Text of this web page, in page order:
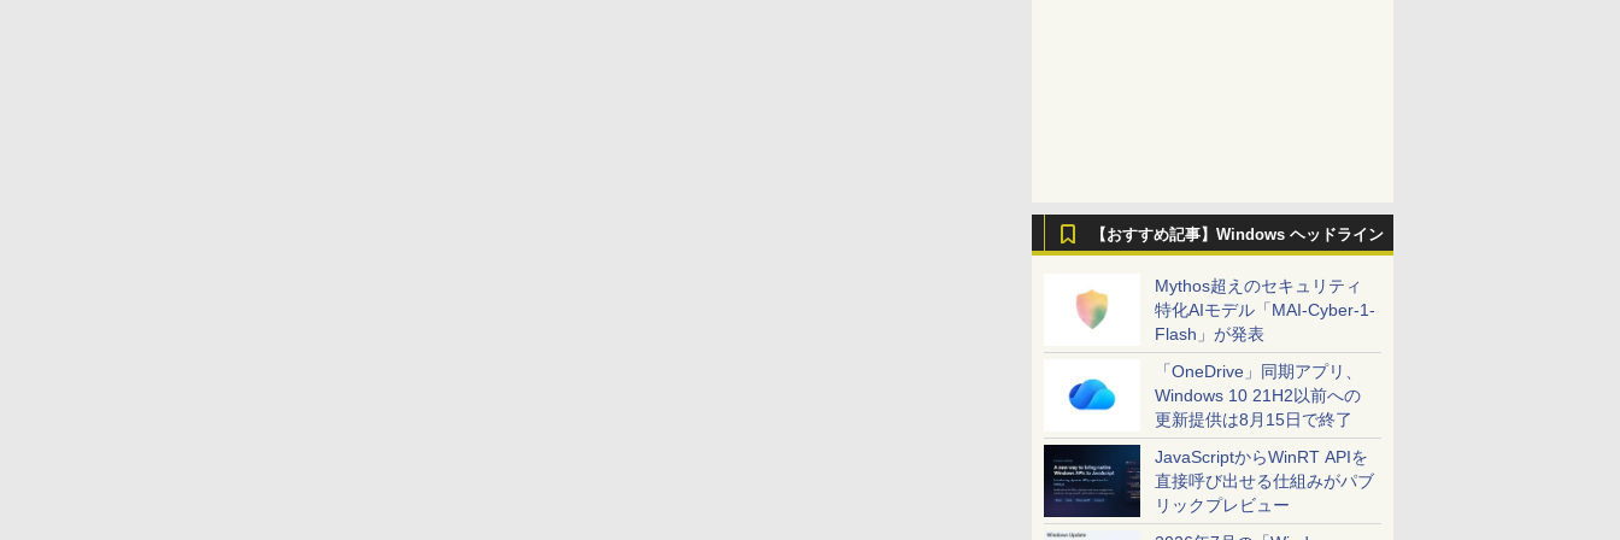
【おすすめ記事】Windows ヘッドライン
Mythos超えのセキュリティ
特化AIモデル「MAI-Cyber-1-
Flash」が発表
「OneDrive」同期アプリ、
Windows 10 21H2以前への
更新提供は8月15日で終了
JavaScriptからWinRT APIを
直接呼び出せる仕組みがパブ
リックプレビュー